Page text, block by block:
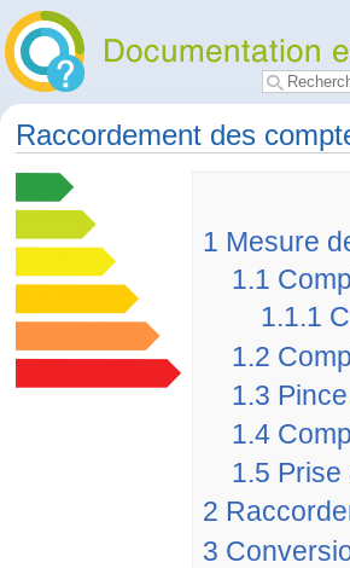
Raccordement des
1 Mesure
1.1
1.1.1
1.2
1.3
1.4
1.5
2
3